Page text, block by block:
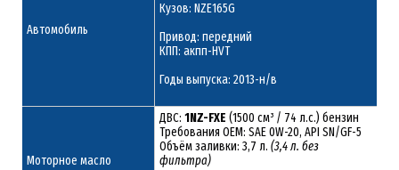
Автомобиль
Кузов: NZE165G
Привод: передний
КПП: акпп-HVT
Годы выпуска: 2013-н/в
Моторное масло
ДВС: 1NZ-FXE (1500 см³ / 74 л.с.) бензин
Требования ОЕМ: SAE 0W-20, API SN/GF-5
Объём заливки: 3,7 л. (3,4 л. без
фильтра)